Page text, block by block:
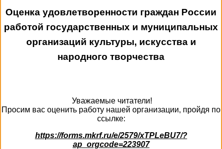
Оценка удовлетворенности граждан России
работой государственных и муниципальных
организаций культуры, искусства и
народного творчества
Уважаемые читатели!
Просим вас оценить работу нашей организации, пройдя по
ссылке:
https://forms.mkrf.ru/e/2579/xTPLeBU7/?
ap_orgcode=223907